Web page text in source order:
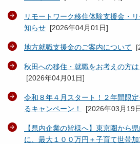
リモートワーク移住体験支援金・
知らせ [2026年04月01日]
地方就職支援金のご案内について [
秋田への移住・就職をお考えの方
[2026年04月01日]
令和８年４月スタート！２年間限
るキャンペーン！
[2026年03月19
【県内企業の皆様へ】東京圏から
に、最大１００万円＋子育て世帯